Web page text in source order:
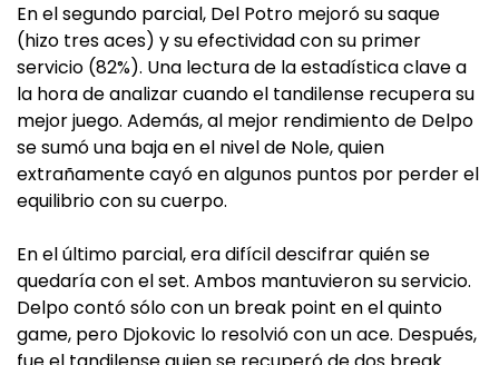
En el segundo parcial, Del Potro mejoró su saque
(hizo tres aces) y su efectividad con su primer
servicio (82%). Una lectura de la estadística clave a
la hora de analizar cuando el tandilense recupera su
mejor juego. Además, al mejor rendimiento de Delpo
se sumó una baja en el nivel de Nole, quien
extrañamente cayó en algunos puntos por perder el
equilibrio con su cuerpo.
En el último parcial, era difícil descifrar quién se
quedaría con el set. Ambos mantuvieron su servicio.
Delpo contó sólo con un break point en el quinto
game, pero Djokovic lo resolvió con un ace. Después,